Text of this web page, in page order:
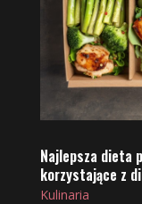
Najlepsza dieta
korzystające z
Kulinaria